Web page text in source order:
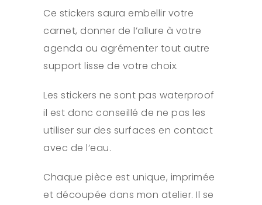
Ce stickers saura embellir votre
carnet, donner de l’allure à votre
agenda ou agrémenter tout autre
support lisse de votre choix.
Les stickers ne sont pas waterproof
il est donc conseillé de ne pas les
utiliser sur des surfaces en contact
avec de l’eau.
Chaque pièce est unique, imprimée
et découpée dans mon atelier. Il se